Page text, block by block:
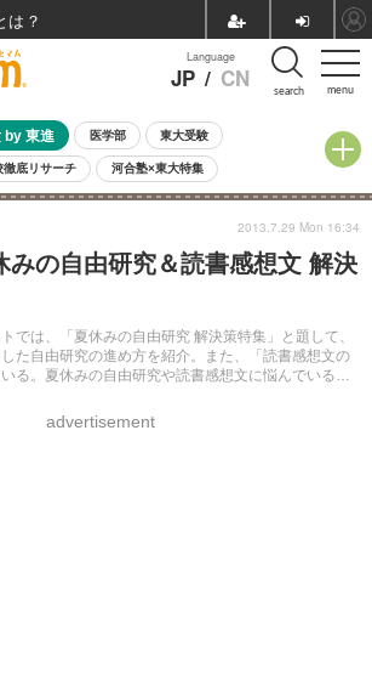
menu
Language
JP / CN search
by 東進 医学部 東大受験
徹底リサーチ 河合塾×東大特集
高校受験 中学受験 小学校受験
全国公立高校 過去問 人気記事
みの自由研究＆読書感想文 解決
では、「夏休みの自由研究 解決策特集」と題して、
た自由研究の進め方を紹介。また、「読書感想文の
る。夏休みの自由研究や読書感想文に悩んでいる小
advertisement
2013.7.29 Mon 16:34